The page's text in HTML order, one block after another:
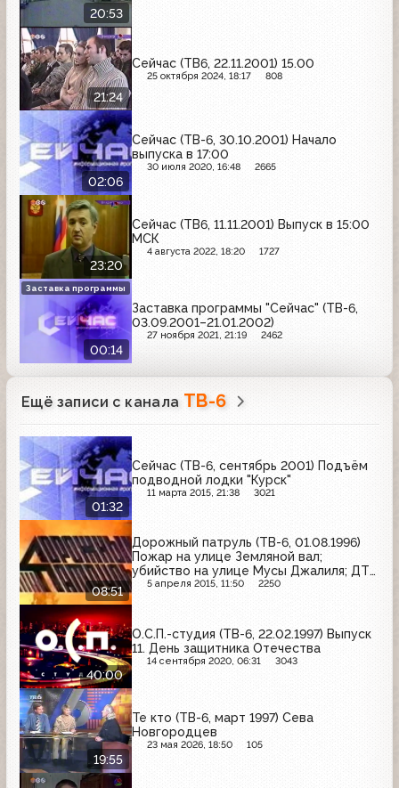
20:53
21:24
Сейчас (ТВ6, 22.11.2001) 15.00
25 октября 2024, 18:17 808
02:06
Сейчас (ТВ-6, 30.10.2001) Начало
выпуска в 17:00
30 июля 2020, 16:48 2665
23:20
Сейчас (ТВ6, 11.11.2001) Выпуск в 15:00
МСК
4 августа 2022, 18:20 1727
00:14
Заставка программы "Сейчас" (ТВ-6,
03.09.2001–21.01.2002)
27 ноября 2021, 21:19 2462
Заставка программы
Ещё записи с канала ТВ-6
01:32
Сейчас (ТВ-6, сентябрь 2001) Подъём
подводной лодки "Курск"
11 марта 2015, 21:38 3021
08:51
Дорожный патруль (ТВ-6, 01.08.1996)
Пожар на улице Земляной вал;
убийство на улице Мусы Джалиля; ДТП
на улице Хамовнический вал
5 апреля 2015, 11:50 2250
40:00
О.С.П.-студия (ТВ-6, 22.02.1997) Выпуск
11. День защитника Отечества
14 сентября 2020, 06:31 3043
19:55
Те кто (ТВ-6, март 1997) Сева
Новгородцев
23 мая 2026, 18:50 105